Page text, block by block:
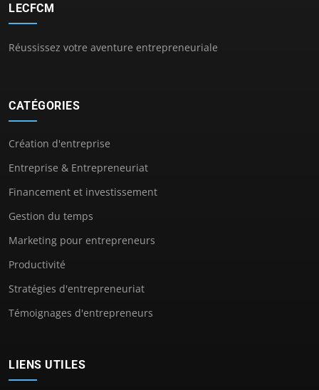
LECFCM
Réussissez votre aventure entrepreneuriale
CATÉGORIES
Création d'entreprise
Entreprise & Entrepreneuriat
Financement et investissement
Gestion du temps
Marketing pour entrepreneurs
Productivité
Stratégies d'entrepreneuriat
Témoignages d'entrepreneurs
LIENS UTILES